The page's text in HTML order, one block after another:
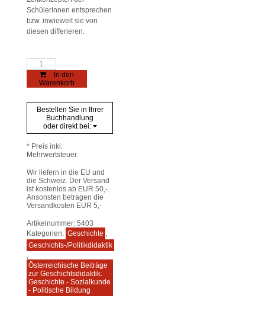
SchülerInnen entsprechen
bzw. inwieweit sie von
diesen differieren.
Zeitverständnis
am
Übergang
von
Grundschule
Sekundarstufe
Menge
In den
Warenkorb
Bestellen Sie in Ihrer
Buchhandlung
oder direkt bei:
* Preis inkl.
Mehrwertsteuer.
Wir liefern in die EU und
die Schweiz. Der Versand
ist kostenlos ab EUR 50,-.
Ansonsten betragen die
Versandkosten EUR 5,-
Artikelnummer: 5403
Kategorien: Geschichte ,
Geschichts-/Politikdidaktik
,
Österreichische Beiträge
zur Geschichtsdidaktik.
Geschichte - Sozialkunde
- Politische Bildung